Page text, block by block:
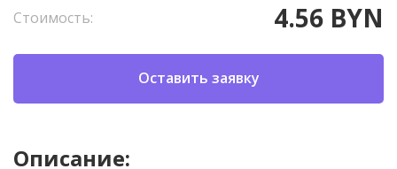
Стоимость: 4.56 BYN
Оставить заявку
Описание: